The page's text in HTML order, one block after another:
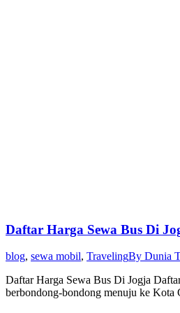
Daftar Harga Sewa Bus Di
blog, sewa mobil, TravelingBy Dunia
Daftar Harga Sewa Bus Di Jogja
berbondong-bondong menuju ke Kota